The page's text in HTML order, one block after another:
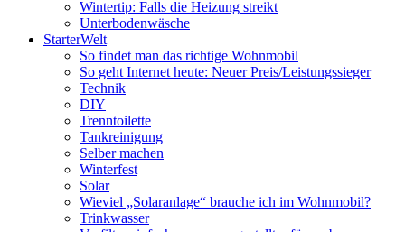
Wintertip: Falls die Heizung streikt
Unterbodenwäsche
StarterWelt
So findet man das richtige Wohnmobil
So geht Internet heute: Neuer Preis/Leistungssieger
Technik
DIY
Trenntoilette
Tankreinigung
Selber machen
Winterfest
Solar
Wieviel „Solaranlage“ brauche ich im Wohnmobil?
Trinkwasser